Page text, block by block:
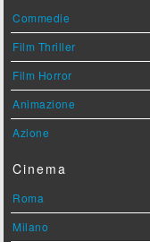
Commedie
Film Thriller
Film Horror
Animazione
Azione
Cinema
Roma
Milano